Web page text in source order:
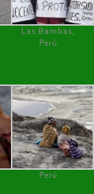
Las Bambas,
Perú
Perú